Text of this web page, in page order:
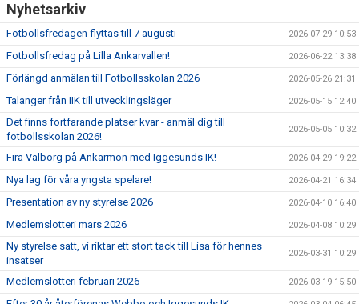
Nyhetsarkiv
Fotbollsfredagen flyttas till 7 augusti 2026-07-29 10:53
Fotbollsfredag på Lilla Ankarvallen! 2026-06-22 13:38
Förlängd anmälan till Fotbollsskolan 2026 2026-05-26 21:31
Talanger från IIK till utvecklingsläger 2026-05-15 12:40
Det finns fortfarande platser kvar - anmäl dig till
fotbollsskolan 2026!
2026-05-05 10:32
Fira Valborg på Ankarmon med Iggesunds IK! 2026-04-29 19:22
Nya lag för våra yngsta spelare! 2026-04-21 16:34
Presentation av ny styrelse 2026 2026-04-10 16:40
Medlemslotteri mars 2026 2026-04-08 10:29
Ny styrelse satt, vi riktar ett stort tack till Lisa för hennes
insatser
2026-03-31 10:29
Medlemslotteri februari 2026 2026-03-19 15:50